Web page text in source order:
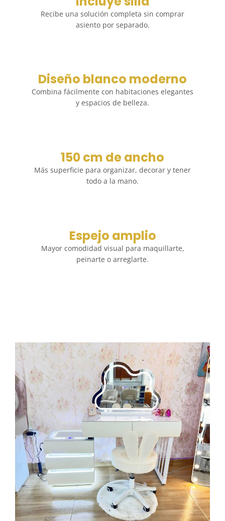
Recibe una solución completa sin comprar
asiento por separado.
Diseño blanco moderno
Combina fácilmente con habitaciones elegantes
y espacios de belleza.
150 cm de ancho
Más superficie para organizar, decorar y tener
todo a la mano.
Espejo amplio
Mayor comodidad visual para maquillarte,
peinarte o arreglarte.